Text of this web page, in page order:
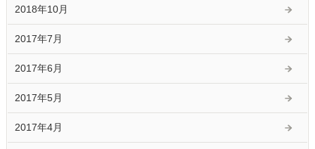
2018年10月
2017年7月
2017年6月
2017年5月
2017年4月